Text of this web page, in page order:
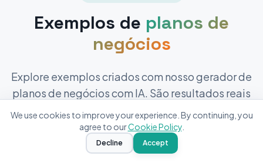
Generated aCleaning Servicebusiness
minutes ago
Exemplos de planos de
negócios
Explore exemplos criados com nosso gerador de
planos de negócios com IA. São resultados reais
mostrando a profundidade e personalização
possíveis.
We use cookies to improve your experience. By continuing, you
agree to ourCookie Policy.
Decline Accept